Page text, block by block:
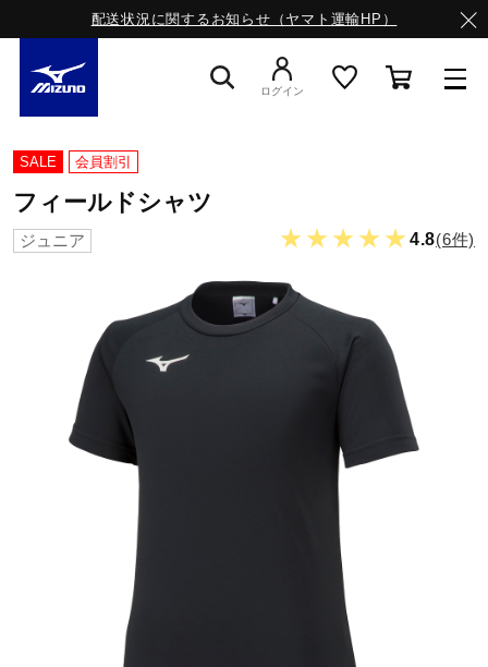
配送状況に関するお知らせ（ヤマト運輸HP）
スニーカー
ライフスタイルウエア
ランニング
トレーニング
ゴルフ
ログイン
SALE 会員割引
フィールドシャツ
ジュニア ★★★★★ 4.8(6件)